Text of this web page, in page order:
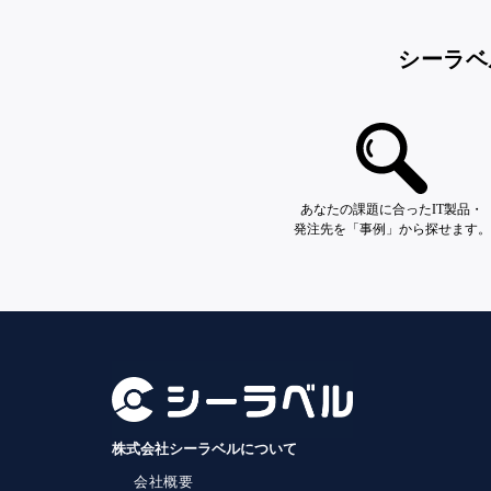
シーラ
あなたの課題に合ったIT製品・
発注先を「事例」から探せます。
株式会社シーラベルについて
会社概要